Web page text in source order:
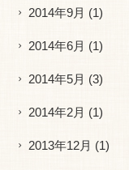
2014年9月 (1)
2014年6月 (1)
2014年5月 (3)
2014年2月 (1)
2013年12月 (1)